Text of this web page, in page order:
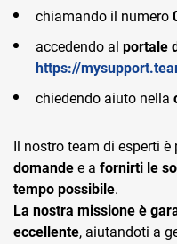
chiamando il numero
accedendo al portale
https://
chiedendo aiuto nella
Il nostro team di esperti è
domande e a fornirti le
tempo possibile.
La nostra missione è
eccellente, aiutandoti a